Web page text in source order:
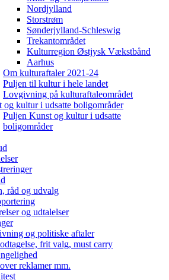
Nordjylland
Storstrøm
Sønderjylland-Schleswig
Trekantområdet
Kulturregion Østjysk Vækstbånd
Aarhus
Om kulturaftaler 2021-24
Puljen til kultur i hele landet
Lovgivning på kulturaftaleområdet
og kultur i udsatte boligområder
Puljen Kunst og kultur i udsatte
boligområder
råd og udvalg
og udtalelser
og politiske aftaler
frit valg, must carry
reklamer mm.